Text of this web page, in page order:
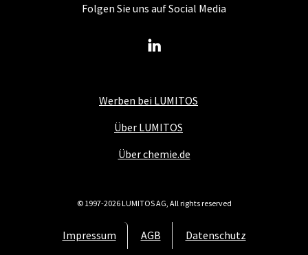
Werben bei LUMITOS
Über LUMITOS
Über chemie.de
Impressum AGB Datenschutz
Folgen Sie uns auf Social Media
© 1997-2026 LUMITOS AG, All rights reserved